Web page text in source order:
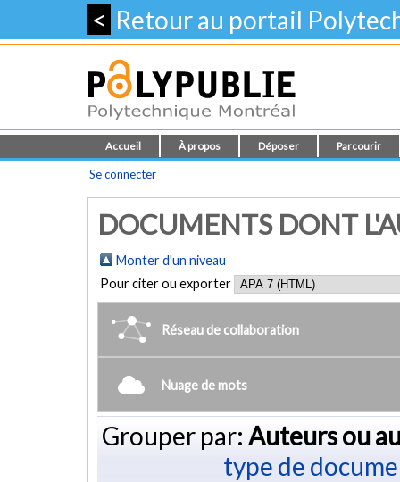
< Retour au portail
Accueil À propos Déposer Parcourir
Se connecter
DOCUMENTS DONT
Monter d'un niveau
Pour citer ou exporter
Réseau de collaboration
Nuage de mots
Grouper par: Auteurs ou
type de